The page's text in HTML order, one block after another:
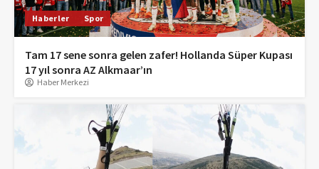
Haberler Spor
Tam 17 sene sonra gelen zafer! Hollanda Süper Kupası
17 yıl sonra AZ Alkmaar’ın
Haber Merkezi